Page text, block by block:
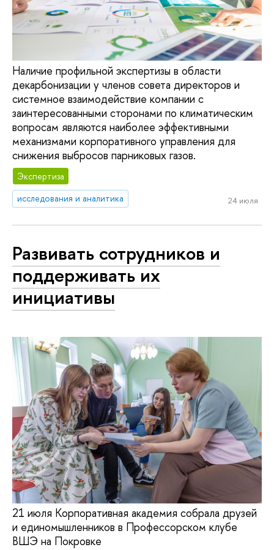
Наличие профильной экспертизы в области
декарбонизации у членов совета директоров и
системное взаимодействие компании с
заинтересованными сторонами по климатическим
вопросам являются наиболее эффективными
механизмами корпоративного управления для
снижения выбросов парниковых газов.
Экспертиза
исследования и аналитика
24 июля
Развивать сотрудников и
поддерживать их
инициативы
21 июля Корпоративная академия собрала друзей
и единомышленников в Профессорском клубе
ВШЭ на Покровке